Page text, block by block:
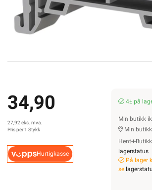
34,90
27,92 eks. mva.
Pris per 1 Stykk
Hurtigkasse
4± på
Min butikk
Min butikk
Hent-i-Butikk
lagerstatus
På lager
se